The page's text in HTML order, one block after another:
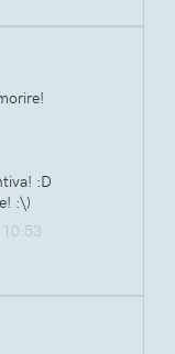
:D
:\)